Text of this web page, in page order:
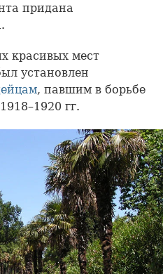
придана
красивых мест
установлен
, павшим в борьбе
гг.